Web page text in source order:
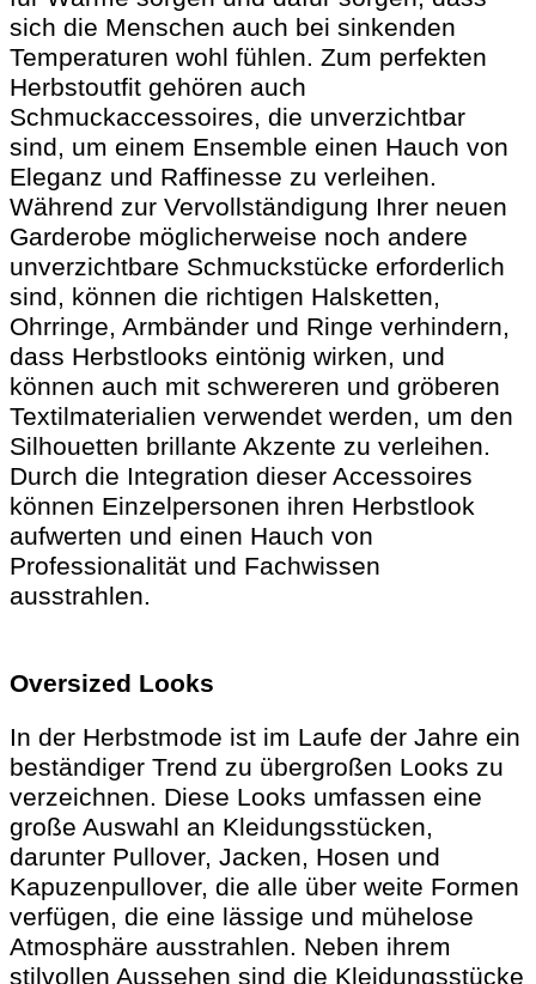
sich die Menschen auch bei sinkenden
Temperaturen wohl fühlen. Zum perfekten
Herbstoutfit gehören auch
Schmuckaccessoires, die unverzichtbar
sind, um einem Ensemble einen Hauch von
Eleganz und Raffinesse zu verleihen.
Während zur Vervollständigung Ihrer neuen
Garderobe möglicherweise noch andere
unverzichtbare Schmuckstücke erforderlich
sind, können die richtigen Halsketten,
Ohrringe, Armbänder und Ringe verhindern,
dass Herbstlooks eintönig wirken, und
können auch mit schwereren und gröberen
Textilmaterialien verwendet werden, um den
Silhouetten brillante Akzente zu verleihen.
Durch die Integration dieser Accessoires
können Einzelpersonen ihren Herbstlook
aufwerten und einen Hauch von
Professionalität und Fachwissen
ausstrahlen.
Oversized Looks
In der Herbstmode ist im Laufe der Jahre ein
beständiger Trend zu übergroßen Looks zu
verzeichnen. Diese Looks umfassen eine
große Auswahl an Kleidungsstücken,
darunter Pullover, Jacken, Hosen und
Kapuzenpullover, die alle über weite Formen
verfügen, die eine lässige und mühelose
Atmosphäre ausstrahlen. Neben ihrem
stilvollen Aussehen sind die Kleidungsstücke